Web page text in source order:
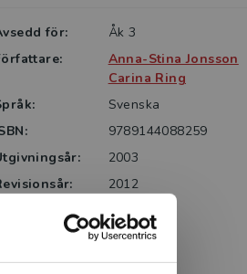
för:
Åk 3
Anna-Stina Jonsson
Carina Ring
Svenska
9789144088259
2003
2012
Artikelnummer:
36567-02
Andra
20